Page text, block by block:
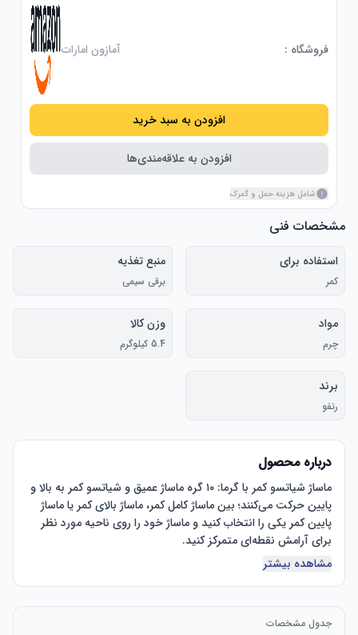
فروشگاه : آمازون امارات
افزودن به سبد خرید
افزودن به علاقه‌مندی‌ها
شامل هزینه حمل و گمرک
مشخصات فنی
استفاده برای
کمر
منبع تغذیه
برقی سیمی
مواد
چرم
وزن کالا
5.4 کیلوگرم
برند
رنفو
درباره محصول
مشاهده بیشتر
جدول مشخصات